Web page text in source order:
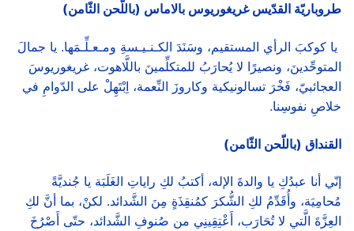
طروباريّة القدّيس غريغوريوس بالاماس (باللّحن الثّامن)
يا كوكبَ الرأي المستقيم، وسَنَدَ الكـنـيـسةِ ومـعـلِّـمَها. يا جمالَ
المتوحِّدينَ، ونصيرًا لا يُحارَبُ للمتكلِّمينَ باللَّاهوت، غريغوريوسَ
العجائبيّ، فَخْرَ تسالونيكية وكاروزَ النِّعمة، اِبْتَهِلْ على الدّوامِ في
خلاصِ نفوسِنا.
القنداق (باللّحن الثّامن)
إنّي أنا عبدُكِ يا والدةَ الإله، أكتبُ لكِ راياتِ الغَلَبَة يا جُنديَّةً
مُحامِيَة، وأُقَدِّمُ لكِ الشُّكرَ كمُنقِذَةٍ مِنَ الشَّدائد. لكنْ، بما أنَّ لكِ
العِزَّةَ الَّتي لا تُحَارَب، أَعْتِقِينِي من صُنوفِ الشَّدائد، حتّى أَصْرُخَ